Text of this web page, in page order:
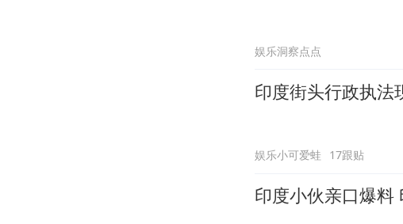
娱乐洞察点点
印度街头行政执法
娱乐小可爱蛙 17跟贴
印度小伙亲口爆料